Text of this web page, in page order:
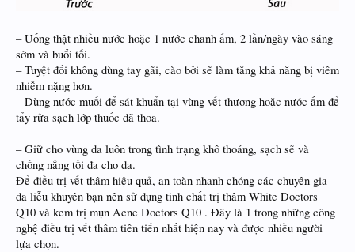
– Uống thật nhiều nước hoặc 1 nước chanh ấm, 2 lần/ngày vào sáng
sớm và buổi tối.
– Tuyệt đối không dùng tay gãi, cào bởi sẽ làm tăng khả năng bị viêm
nhiễm nặng hơn.
– Dùng nước muối để sát khuẩn tại vùng vết thương hoặc nước ấm để
tẩy rửa sạch lớp thuốc đã thoa.
– Giữ cho vùng da luôn trong tình trạng khô thoáng, sạch sẽ và
chống nắng tối đa cho da.
Để điều trị vết thâm hiệu quả, an toàn nhanh chóng các chuyên gia
da liễu khuyên bạn nên sử dụng tinh chất trị thâm White Doctors
Q10 và kem trị mụn Acne Doctors Q10 . Đây là 1 trong những công
nghệ điều trị vết thâm tiên tiến nhất hiện nay và được nhiều người
lựa chọn.